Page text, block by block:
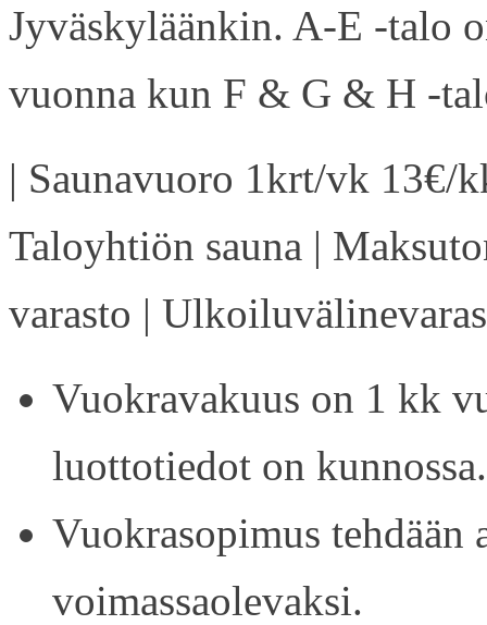
Jyväskyläänkin. A-E -talo
vuonna kun F & G & H -
| Saunavuoro 1krt/vk 13€/
Taloyhtiön sauna |
varasto |
Vuokravakuus on 1 kk
luottotiedot on kunnossa.
Vuokrasopimus tehdään
voimassaolevaksi.